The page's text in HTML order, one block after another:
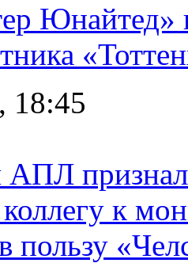
Юнайтед»
18:45
АПЛ
к
пользу